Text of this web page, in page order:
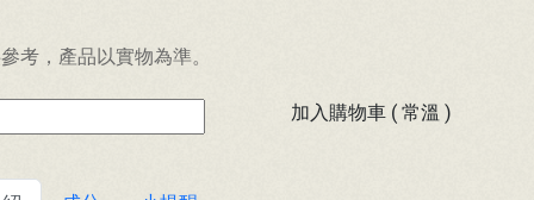
考，產品以實物為準。
加入購物車 ( 常溫 )